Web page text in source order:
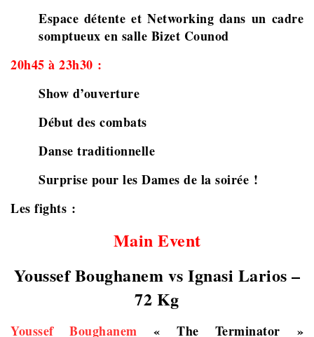
Espace détente et Networking dans un cadre
somptueux en salle Bizet Counod
20h45 à 23h30 :
Show d’ouverture
Début des combats
Danse traditionnelle
Surprise pour les Dames de la soirée !
Les fights :
Main Event
Youssef Boughanem vs Ignasi Larios –
72 Kg
Youssef Boughanem « The Terminator »